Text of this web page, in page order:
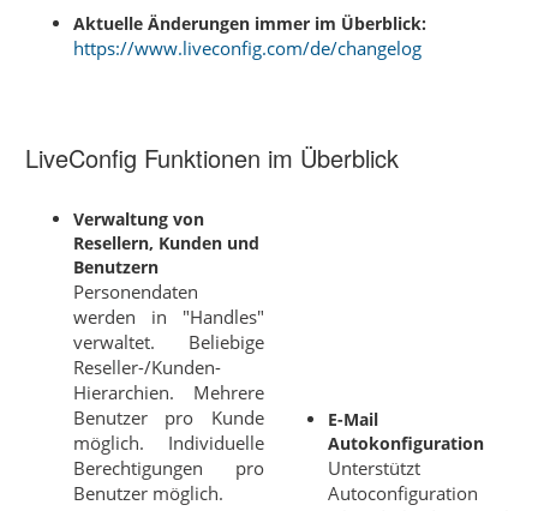
Aktuelle Änderungen immer im Überblick:
https://www.liveconfig.com/de/changelog
LiveConfig Funktionen im Überblick
Verwaltung von
Resellern, Kunden und
Benutzern
Personendaten
werden in "Handles"
verwaltet. Beliebige
Reseller-/Kunden-
Hierarchien. Mehrere
Benutzer pro Kunde
möglich. Individuelle
Berechtigungen pro
Benutzer möglich.
E-Mail
Autokonfiguration
Unterstützt
Autoconfiguration